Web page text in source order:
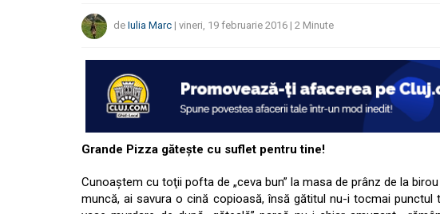
de Iulia Marc | vineri, 19 februarie 2016 | 2 Minute
Grande Pizza găteşte cu suflet pentru tine!
Cunoaştem cu toţii pofta de „ceva bun” la masa de prânz de la
muncă, ai savura o cină copioasă, însă gătitul nu-i tocmai